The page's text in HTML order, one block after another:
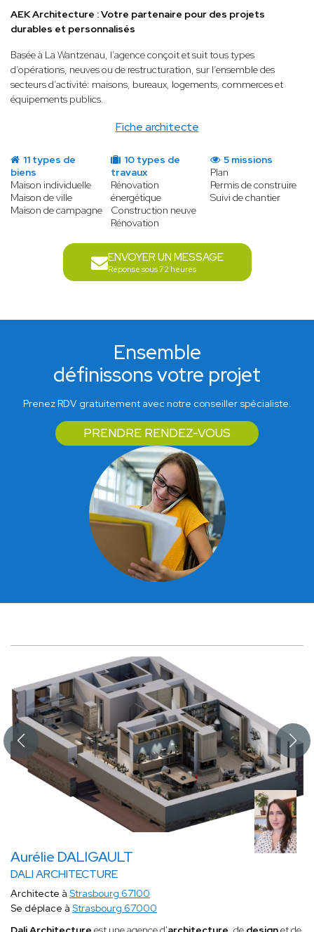
Fiche architecte
AEK Architecture : Votre partenaire pour des projets
durables et personnalisés
Basée à La Wantzenau, l’agence conçoit et suit tous types
d’opérations, neuves ou de restructuration, sur l’ensemble des
secteurs d’activité: maisons, bureaux, logements, commerces et
équipements publics.
11 types de
biens
Maison individuelle
Maison de ville
Maison de campagne
10 types de
travaux
Rénovation
énergétique
Construction neuve
Rénovation
5 missions
Plan
Permis de construire
Suivi de chantier
ENVOYER UN MESSAGE
Réponse sous 72 heures
Ensemble
définissons votre projet
Prenez RDV gratuitement avec notre conseiller spécialiste.
PRENDRE RENDEZ-VOUS
Aurélie DALIGAULT
DALI ARCHITECTURE
Architecte à Strasbourg 67100
Se déplace à Strasbourg 67000